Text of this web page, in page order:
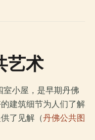
艺术
室小屋，是早期丹佛
建筑细节为人们了解
了见解（丹佛公共图